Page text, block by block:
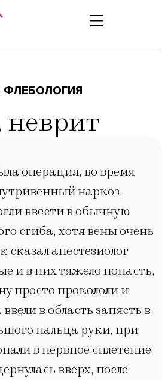
ФЛЕБОЛОГИЯ
неврит
операция, во время
наркоз,
ввести в обычную
сгиба, хотя вены очень
анестезиолог
и в них тяжело попасть,
просто прокололи и
в область запясть в
пальца руки, при
в нервное сплетение
вверх, после